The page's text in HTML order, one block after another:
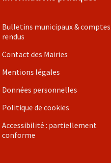
Bulletins municipaux & comptes
rendus
Contact des Mairies
Mentions légales
Données personnelles
Politique de cookies
Accessibilité : partiellement
conforme